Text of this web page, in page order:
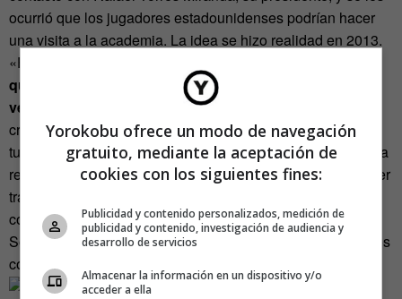
ocurrió que los jugadores estadounidenses podrían hacer
una visita a la academia. La idea se hizo realidad en 2013.
«El presidente de AGA estuvo entre los viajeros y
que sería bonito que los jugadores cubanos pudieran
venir aquí
», explica el estadounidense. En el camino, se
cruzaron con dos retos. «Una de las cosas a las que
tuvimos que hacer frente fue el dinero, así que organicé una
recaudación de fondos aquí, en Estados Unidos, para poder
traer a los jugadores cubanos». El segundo obstáculo:
conseguir las autorizaciones para viajar.
Sorprendentemente, según Gilman, esto resultó algo menos
complicado.
Yorokobu ofrece un modo de navegación
gratuito, mediante la aceptación de
cookies con los siguientes fines:
Publicidad y contenido personalizados, medición de
publicidad y contenido, investigación de audiencia y
desarrollo de servicios
Almacenar la información en un dispositivo y/o
acceder a ella